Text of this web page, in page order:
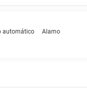
y un dispensador de
automático Alamo